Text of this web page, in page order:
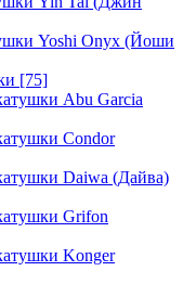
Yoshi Onyx (Йоши
[75]
Abu Garcia
Condor
Daiwa (Дайва)
Grifon
Konger